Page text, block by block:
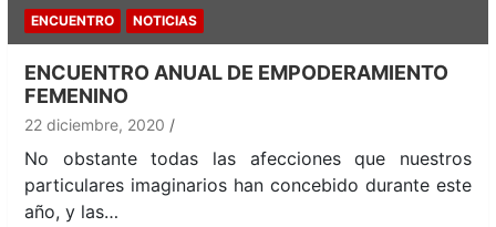
ENCUENTRO NOTICIAS
ENCUENTRO ANUAL DE EMPODERAMIENTO
FEMENINO
22 diciembre, 2020
No obstante todas las afecciones que nuestros
particulares imaginarios han concebido durante este
año, y las…